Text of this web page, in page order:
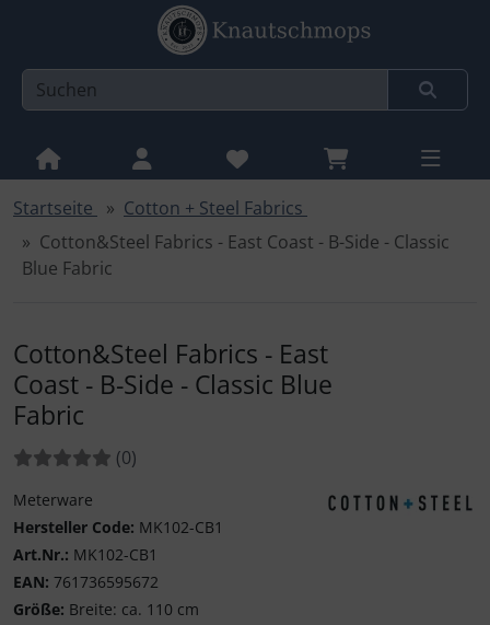
Sprungnavigation
Springe zur Navigation
Springe zum Inhalt
Springe zum Button für Einstellungen
Springe zu den allgemeinen Informationen
Startseite
Cotton + Steel Fabrics
Cotton&Steel Fabrics - East Coast - B-Side - Classic
Blue Fabric
Cotton&Steel Fabrics - East
Coast - B-Side - Classic Blue
Fabric
Bewertungen:
(0Bewertungen
)
Meterware
Hersteller Code: MK102-CB1
Art.Nr.: MK102-CB1
EAN: 761736595672
Größe: Breite: ca. 110 cm